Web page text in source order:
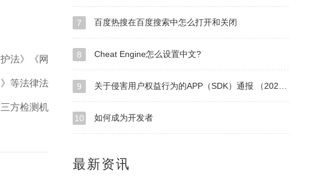
法》《网
等法律法
方检测机
7 百度热搜在百度搜索中怎么打开和关闭
8 Cheat Engine怎么设置中文?
9 关于侵害用户权益行为的APP（SDK）通报 （2024年第1批，总第36批）
10 如何成为开发者
最新资讯